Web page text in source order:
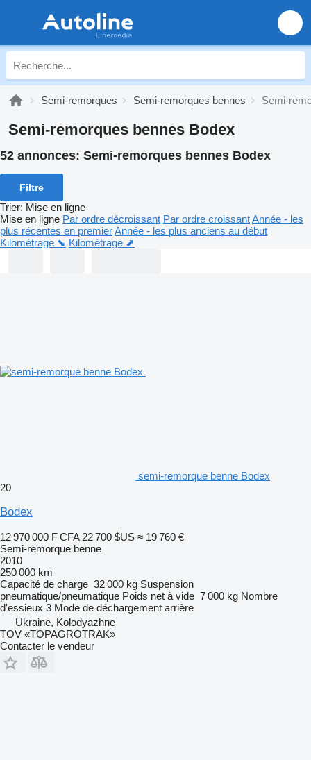
Semi-remorques Semi-remorques bennes Semi-
Semi-remorques bennes Bodex
52 annonces: Semi-remorques bennes Bodex
Filtre
Trier: Mise en ligne
Mise en ligne Par ordre décroissant Par ordre croissantAnnée - les
plus récentes en premierAnnée - les plus anciens au début
Kilométrage ⬊ Kilométrage ⬈
semi-remorque benne Bodex
20
Bodex
12 970 000 F CFA 22 700 $US ≈ 19 760 €
Semi-remorque benne
2010
250 000 km
Capacité de charge 32 000 kg Suspension
pneumatique/pneumatique Poids net à vide 7 000 kg Nombre
d'essieux 3 Mode de déchargement arrière
Ukraine, Kolodyazhne
TOV «TOPAGROTRAK»
Contacter le vendeur